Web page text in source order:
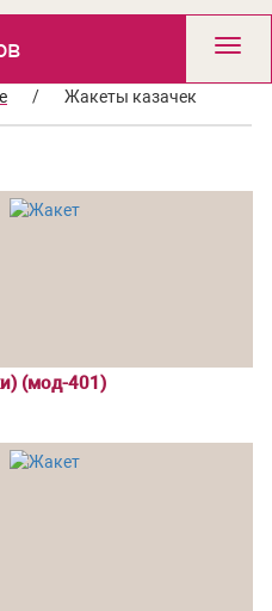
/ Жакеты казачек
(мод-401)